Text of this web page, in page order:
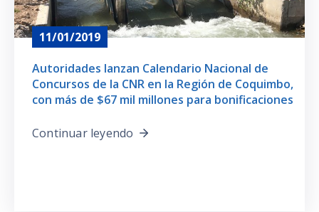
11/01/2019
Autoridades lanzan Calendario Nacional de
Concursos de la CNR en la Región de Coquimbo,
con más de $67 mil millones para bonificaciones
Continuar leyendo